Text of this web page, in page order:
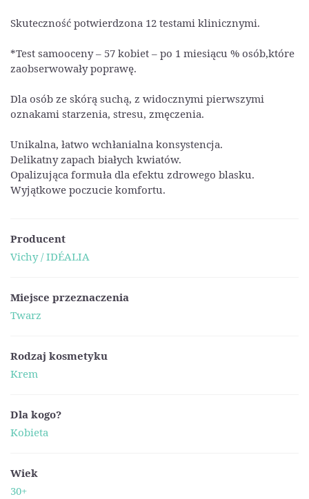
Skuteczność potwierdzona 12 testami klinicznymi.
*Test samooceny – 57 kobiet – po 1 miesiącu % osób,które
zaobserwowały poprawę.
Dla osób ze skórą suchą, z widocznymi pierwszymi
oznakami starzenia, stresu, zmęczenia.
Unikalna, łatwo wchłanialna konsystencja.
Delikatny zapach białych kwiatów.
Opalizująca formuła dla efektu zdrowego blasku.
Wyjątkowe poczucie komfortu.
Producent
Vichy / IDÉALIA
Miejsce przeznaczenia
Twarz
Rodzaj kosmetyku
Krem
Dla kogo?
Kobieta
Wiek
30+